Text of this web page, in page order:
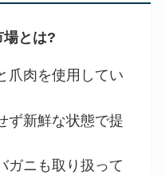
場とは?
爪肉を使用してい
ず新鮮な状態で提
ガニも取り扱って